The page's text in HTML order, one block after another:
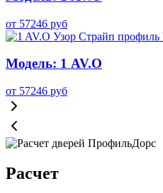
от 57246 руб
Модель: 1 AV.O
от 57246 руб
Расчет